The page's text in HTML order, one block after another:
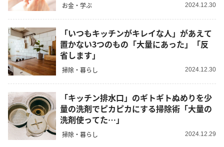
お金・学ぶ 2024.12.30
「いつもキッチンがキレイな人」があえて
置かない3つのもの「大量にあった」「反
省します」
掃除・暮らし 2024.12.30
「キッチン排水口」のギトギトぬめりを少
量の洗剤でピカピカにする掃除術「大量の
洗剤使ってた…」
掃除・暮らし 2024.12.29